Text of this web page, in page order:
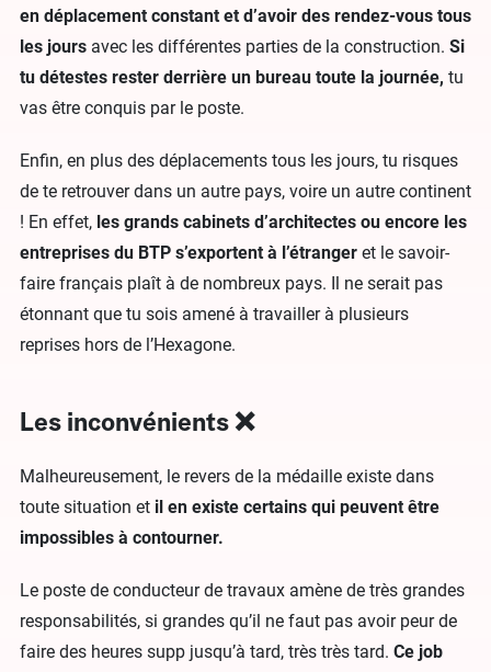
en déplacement constant et d’avoir des rendez-vous tous
les jours avec les différentes parties de la construction. Si
tu détestes rester derrière un bureau toute la journée, tu
vas être conquis par le poste.
Enfin, en plus des déplacements tous les jours, tu risques
de te retrouver dans un autre pays, voire un autre continent
! En effet, les grands cabinets d’architectes ou encore les
entreprises du BTP s’exportent à l’étranger et le savoir-
faire français plaît à de nombreux pays. Il ne serait pas
étonnant que tu sois amené à travailler à plusieurs
reprises hors de l’Hexagone.
Les inconvénients ❌
Malheureusement, le revers de la médaille existe dans
toute situation et il en existe certains qui peuvent être
impossibles à contourner.
Le poste de conducteur de travaux amène de très grandes
responsabilités, si grandes qu’il ne faut pas avoir peur de
faire des heures supp jusqu’à tard, très très tard. Ce job